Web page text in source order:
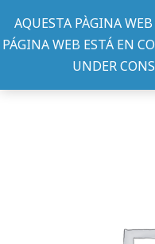
AQUESTA PÀGINA
PÁGINA WEB ESTÁ EN
UNDER